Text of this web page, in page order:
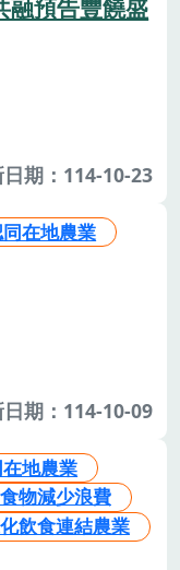
融預告豐饒盛
期：114-10-23
在地農業
期：114-10-09
地農業
物減少浪費
飲食連結農業